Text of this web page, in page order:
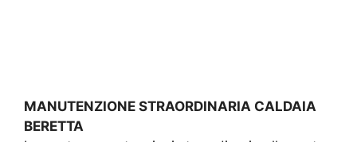
MANUTENZIONE STRAORDINARIA CALDAIA
BERETTA